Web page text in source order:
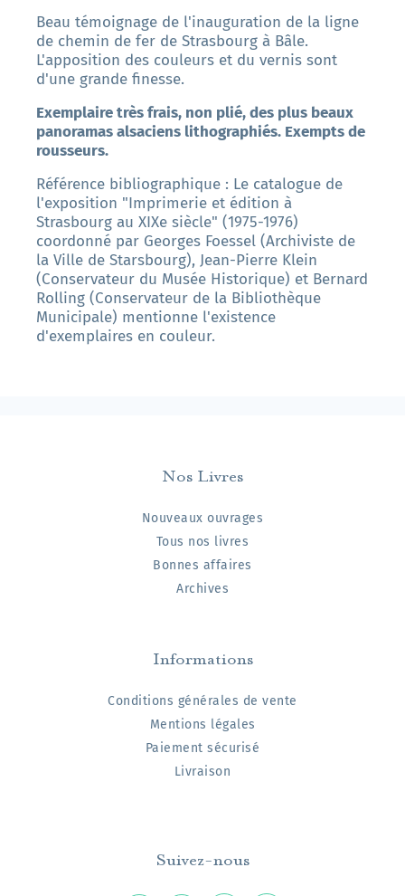
Beau témoignage de l'inauguration de la ligne
de chemin de fer de Strasbourg à Bâle.
L'apposition des couleurs et du vernis sont
d'une grande finesse.
Exemplaire très frais, non plié, des plus beaux
panoramas alsaciens lithographiés. Exempts de
rousseurs.
Référence bibliographique : Le catalogue de
l'exposition "Imprimerie et édition à
Strasbourg au XIXe siècle" (1975-1976)
coordonné par Georges Foessel (Archiviste de
la Ville de Starsbourg), Jean-Pierre Klein
(Conservateur du Musée Historique) et Bernard
Rolling (Conservateur de la Bibliothèque
Municipale) mentionne l'existence
d'exemplaires en couleur.
Nos Livres
Nouveaux ouvrages
Tous nos livres
Bonnes affaires
Archives
Informations
Conditions générales de vente
Mentions légales
Paiement sécurisé
Livraison
Suivez-nous